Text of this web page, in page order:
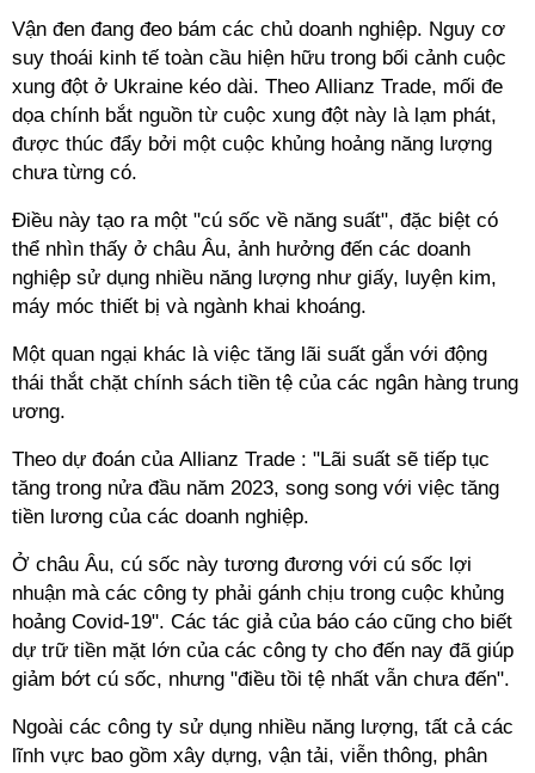
Vận đen đang đeo bám các chủ doanh nghiệp. Nguy cơ
suy thoái kinh tế toàn cầu hiện hữu trong bối cảnh cuộc
xung đột ở Ukraine kéo dài. Theo Allianz Trade, mối đe
dọa chính bắt nguồn từ cuộc xung đột này là lạm phát,
được thúc đẩy bởi một cuộc khủng hoảng năng lượng
chưa từng có.
Điều này tạo ra một "cú sốc về năng suất", đặc biệt có
thể nhìn thấy ở châu Âu, ảnh hưởng đến các doanh
nghiệp sử dụng nhiều năng lượng như giấy, luyện kim,
máy móc thiết bị và ngành khai khoáng.
Một quan ngại khác là việc tăng lãi suất gắn với động
thái thắt chặt chính sách tiền tệ của các ngân hàng trung
ương.
Theo dự đoán của Allianz Trade : "Lãi suất sẽ tiếp tục
tăng trong nửa đầu năm 2023, song song với việc tăng
tiền lương của các doanh nghiệp.
Ở châu Âu, cú sốc này tương đương với cú sốc lợi
nhuận mà các công ty phải gánh chịu trong cuộc khủng
hoảng Covid-19". Các tác giả của báo cáo cũng cho biết
dự trữ tiền mặt lớn của các công ty cho đến nay đã giúp
giảm bớt cú sốc, nhưng "điều tồi tệ nhất vẫn chưa đến".
Ngoài các công ty sử dụng nhiều năng lượng, tất cả các
lĩnh vực bao gồm xây dựng, vận tải, viễn thông, phân